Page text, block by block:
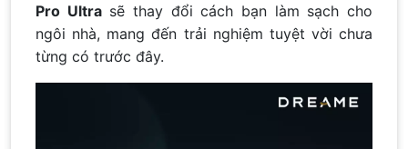
Pro Ultrasẽ thay đổi cách bạn làm sạch cho
ngôi nhà, mang đến trải nghiệm tuyệt vời chưa
từng có trước đây.